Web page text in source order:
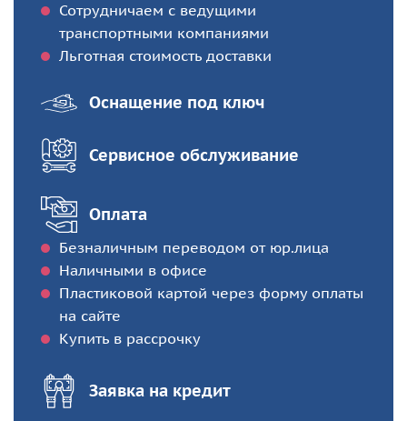
Сотрудничаем с ведущими
транспортными компаниями
Льготная стоимость доставки
Оснащение под ключ
Сервисное обслуживание
Оплата
Безналичным переводом от юр.лица
Наличными в офисе
Пластиковой картой через форму оплаты
на сайте
Купить в рассрочку
Заявка на кредит